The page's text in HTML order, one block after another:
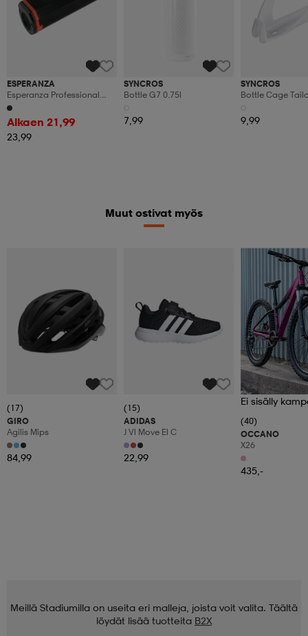
ESPERANZA
Esperanza Professional
Bike Front Led Light 2in1
Gamma Pro 2100 Lx
Alkaen 21,99
23,99
SYNCROS
Bottle G7 0.75l
7,99
SYNCROS
Bottle Cage
9,99
Muut ostivat myös
(17)
GIRO
Agilis Mips
84,99
(15)
ADIDAS
J Vl Move El C
22,99
Ei sisälly
(40)
OCCANO
X26
435,-
Meillä Stadiumilla on useita eri malleja, joista voit valita. Täältä
löydät lisää tuotteita B2X